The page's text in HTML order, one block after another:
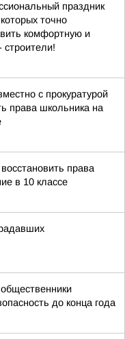
праздник
точно
комфортную и
с прокуратурой
права школьника на
права
в 10 классе
до конца года